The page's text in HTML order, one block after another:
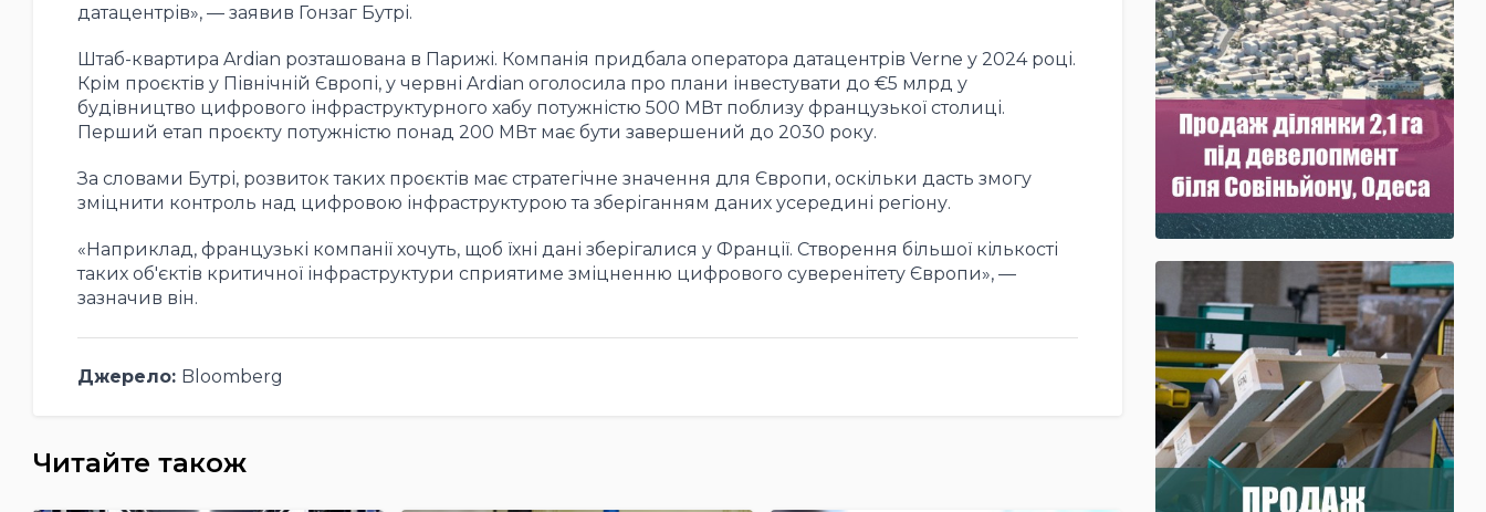
датацентрів», — заявив Гонзаг Бутрі.
Штаб-квартира Ardian розташована в Парижі. Компанія придбала оператора датацентрів Verne у 2024 році.
Крім проєктів у Північній Європі, у червні Ardian оголосила про плани інвестувати до €5 млрд у
будівництво цифрового інфраструктурного хабу потужністю 500 МВт поблизу французької столиці.
Перший етап проєкту потужністю понад 200 МВт має бути завершений до 2030 року.
За словами Бутрі, розвиток таких проєктів має стратегічне значення для Європи, оскільки дасть змогу
зміцнити контроль над цифровою інфраструктурою та зберіганням даних усередині регіону.
«Наприклад, французькі компанії хочуть, щоб їхні дані зберігалися у Франції. Створення більшої кількості
таких об'єктів критичної інфраструктури сприятиме зміцненню цифрового суверенітету Європи», —
зазначив він.
Джерело: Bloomberg
Читайте також